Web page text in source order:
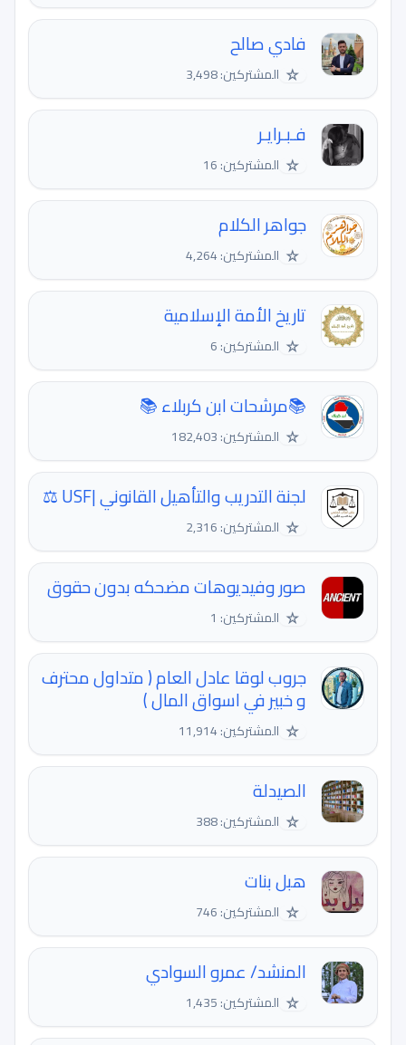
فادي صالح
☆ المشتركين: 3,498
فـبـرايـر
☆ المشتركين: 16
جواهر الكلام
☆ المشتركين: 4,264
تاريخ الأمة الإسلامية
☆ المشتركين: 6
📚مرشحات ابن كربلاء 📚
☆ المشتركين: 182,403
لجنة التدريب والتأهيل القانوني |USF ⚖️
☆ المشتركين: 2,316
صور وفيديوهات مضحكه بدون حقوق
☆ المشتركين: 1
جروب لوقا عادل العام ( متداول محترف
و خبير في اسواق المال )
☆ المشتركين: 11,914
الصيدلة
☆ المشتركين: 388
هبل بنات
☆ المشتركين: 746
المنشد/ عمرو السوادي
☆ المشتركين: 1,435